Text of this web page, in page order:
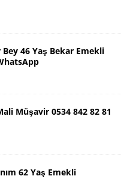
46 Yaş Bekar Emekli
Müşavir 0534 842 82 81
62 Yaş Emekli